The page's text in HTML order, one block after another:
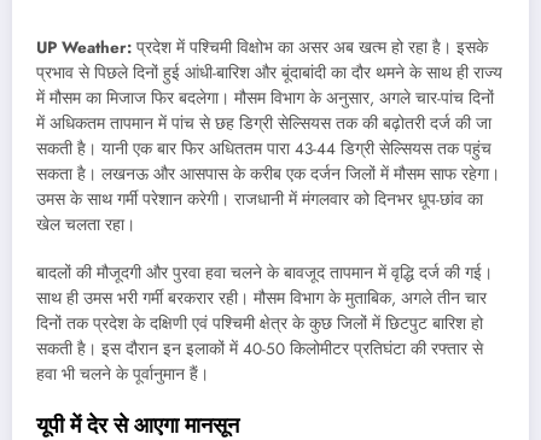
UP Weather: प्रदेश में पश्चिमी विक्षोभ का असर अब खत्म हो रहा है। इसके
प्रभाव से पिछले दिनों हुई आंधी-बारिश और बूंदाबांदी का दौर थमने के साथ ही राज्य
में मौसम का मिजाज फिर बदलेगा। मौसम विभाग के अनुसार, अगले चार-पांच दिनों
में अधिकतम तापमान में पांच से छह डिग्री सेल्सियस तक की बढ़ोतरी दर्ज की जा
सकती है। यानी एक बार फिर अधिततम पारा 43-44 डिग्री सेल्सियस तक पहुंच
सकता है। लखनऊ और आसपास के करीब एक दर्जन जिलों में मौसम साफ रहेगा।
उमस के साथ गर्मी परेशान करेगी। राजधानी में मंगलवार को दिनभर धूप-छांव का
खेल चलता रहा।
बादलों की मौजूदगी और पुरवा हवा चलने के बावजूद तापमान में वृद्धि दर्ज की गई।
साथ ही उमस भरी गर्मी बरकरार रही। मौसम विभाग के मुताबिक, अगले तीन चार
दिनों तक प्रदेश के दक्षिणी एवं पश्चिमी क्षेत्र के कुछ जिलों में छिटपुट बारिश हो
सकती है। इस दौरान इन इलाकों में 40-50 किलोमीटर प्रतिघंटा की रफ्तार से
हवा भी चलने के पूर्वानुमान हैं।
यूपीमेंदेरसेआएगामानसून